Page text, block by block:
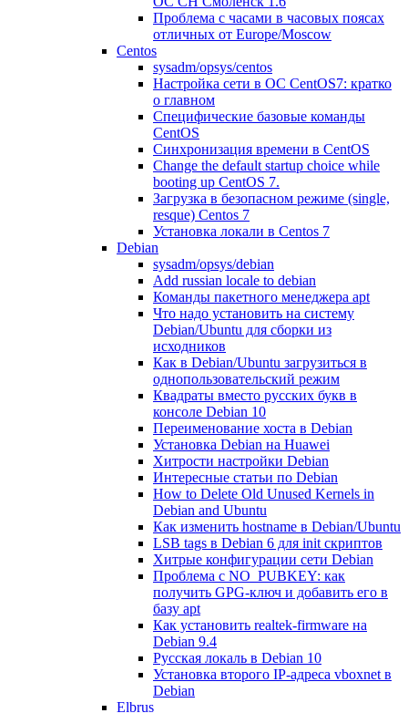
Проблема с часами в часовых поясах
отличных от Europe/Moscow
Centos
sysadm/opsys/centos
Настройка сети в ОС CentOS7: кратко
о главном
Специфические базовые команды
CentOS
Синхронизация времени в CentOS
Change the default startup choice while
booting up CentOS 7.
Загрузка в безопасном режиме (single,
resque) Centos 7
Установка локали в Centos 7
Debian
sysadm/opsys/debian
Add russian locale to debian
Команды пакетного менеджера apt
Что надо установить на систему
Debian/Ubuntu для сборки из
исходников
Как в Debian/Ubuntu загрузиться в
однопользовательский режим
Квадраты вместо русских букв в
консоле Debian 10
Переименование хоста в Debian
Установка Debian на Huawei
Хитрости настройки Debian
Интересные статьи по Debian
How to Delete Old Unused Kernels in
Debian and Ubuntu
Как изменить hostname в Debian/Ubuntu
LSB tags в Debian 6 для init скриптов
Хитрые конфигурации сети Debian
Проблема с NO_PUBKEY: как
получить GPG-ключ и добавить его в
базу apt
Как установить realtek-firmware на
Debian 9.4
Русская локаль в Debian 10
Установка второго IP-адреса vboxnet в
Debian
Elbrus